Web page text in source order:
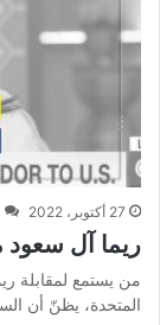
27 أكتوبر، 2022
ريما آل سعود
من يستمع لمقابلة
المتحدة، يظنّ أن